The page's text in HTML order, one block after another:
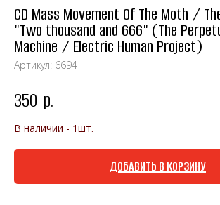
CD Mass Movement Of The Moth /
"Two thousand and 666" (The
Machine / Electric Human Project)
Артикул: 6694
350 р.
В наличии - 1шт.
ДОБАВИТЬ В КОРЗИНУ